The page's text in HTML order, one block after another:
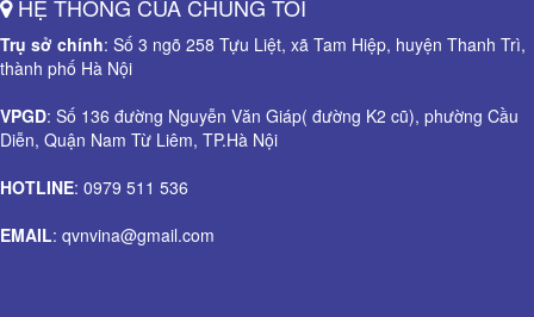
HỆ THỐNG CỦA CHÚNG TÔI
Trụ sở chính: Số 3 ngõ 258 Tựu Liệt, xã Tam Hiệp, huyện Thanh Trì,
thành phố Hà Nội
VPGD: Số 136 đường Nguyễn Văn Giáp( đường K2 cũ), phường Cầu
Diễn, Quận Nam Từ Liêm, TP.Hà Nội
HOTLINE: 0979 511 536
EMAIL: qvnvina@gmail.com